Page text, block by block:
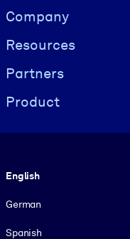
Visually hidden Text
Company
Resources
Partners
Product
English
German
Spanish